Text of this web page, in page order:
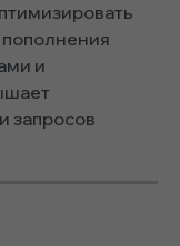
и
запросов